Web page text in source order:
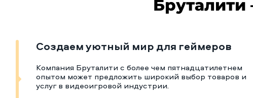
Бруталити
Создаем уютный мир для геймеров
Компания Бруталити с более чем пятнадцатилетнем
опытом может предложить широкий выбор товаров и
услуг в видеоигровой индустрии.